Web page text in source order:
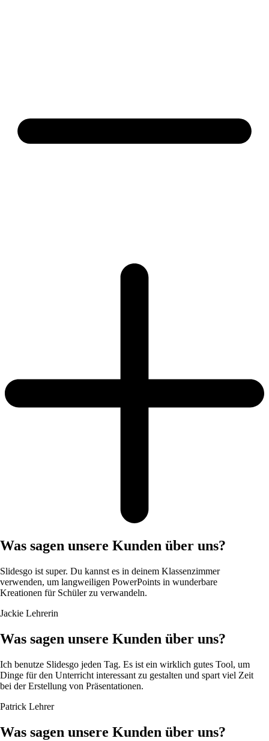
Was sagen unsere Kunden über uns?
Slidesgo ist super. Du kannst es in deinem Klassenzimmer
verwenden, um langweiligen PowerPoints in wunderbare
Kreationen für Schüler zu verwandeln.
Jackie Lehrerin
Was sagen unsere Kunden über uns?
Ich benutze Slidesgo jeden Tag. Es ist ein wirklich gutes Tool, um
Dinge für den Unterricht interessant zu gestalten und spart viel Zeit
bei der Erstellung von Präsentationen.
Patrick Lehrer
Was sagen unsere Kunden über uns?